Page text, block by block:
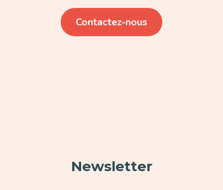
Contactez-nous
Newsletter